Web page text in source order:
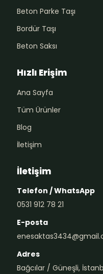
Beton Parke Taşı
Bordür Taşı
Beton Saksı
Hızlı Erişim
Ana Sayfa
Tüm Ürünler
Blog
İletişim
İletişim
Telefon / WhatsApp
0531 912 78 21
E-posta
Adres
Bağcılar / Güneşli,